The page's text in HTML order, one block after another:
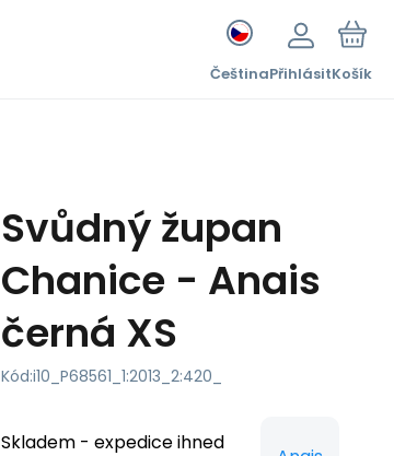
ČeštinaPřihlásitKošík
Svůdný župan
Chanice - Anais
černá XS
Kód:i10_P68561_1:2013_2:420_
Skladem - expedice ihned